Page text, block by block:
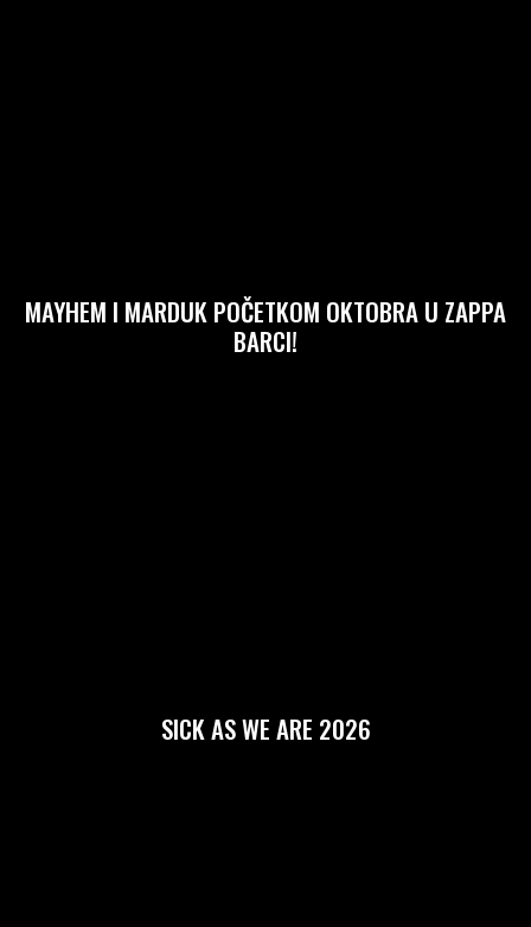
MAYHEM I MARDUK POČETKOM OKTOBRA U ZAPPA
BARCI!
SICK AS WE ARE 2026